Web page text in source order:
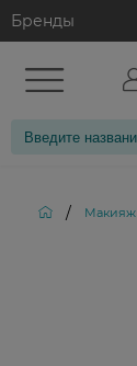
Бренды
/ Макияж